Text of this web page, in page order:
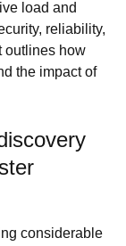
load and
reliability,
outlines how
the impact of
considerable